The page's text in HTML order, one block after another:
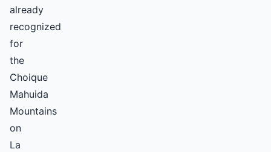
already
recognized
for
the
Choique
Mahuida
Mountains
on
La